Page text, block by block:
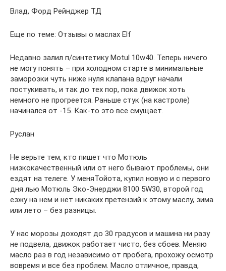
Влад, Форд Рейнджер ТД
Еще по теме: Отзывы о маслах Elf
Недавно залил п/синтетику Motul 10w40. Теперь ничего
не могу понять – при холодном старте в минимальные
заморозки чуть ниже нуля клапана вдруг начали
постукивать, и так до тех пор, пока движок хоть
немного не прогреется. Раньше стук (на кастроле)
начинался от -15. Как-то это все смущает.
Руслан
Не верьте тем, кто пишет что Мотюль
низкокачественный или от него бывают проблемы, они
ездят на телеге. У меняТойота, купил новую и с первого
дня лью Мотюль Эко-Энерджи 8100 5W30, второй год
езжу на нем и нет никаких претензий к этому маслу, зима
или лето – без разницы.
У нас морозы доходят до 30 градусов и машина ни разу
не подвела, движок работает чисто, без сбоев. Меняю
масло раз в год независимо от пробега, прохожу осмотр
вовремя и все без проблем. Масло отличное, правда,